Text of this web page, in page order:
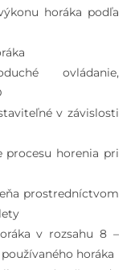
horáka podľa
ovládanie,
v závislosti
procesu horenia pri
prostredníctvom
v rozsahu 8 –
horáka